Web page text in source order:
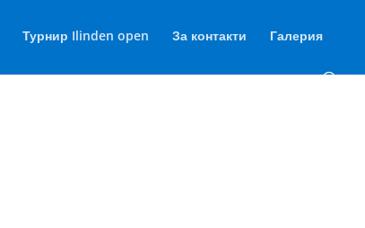
Турнир Ilinden open За контакти Галерия